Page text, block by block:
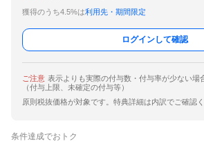
獲得のうち4.5%は利用先・期間限定
ログインして確認
ご注意 表示よりも実際の付与数・付与率が少ない場
（付与上限、未確定の付与等）
原則税抜価格が対象です。特典詳細は内訳でご確認く
条件達成でおトク